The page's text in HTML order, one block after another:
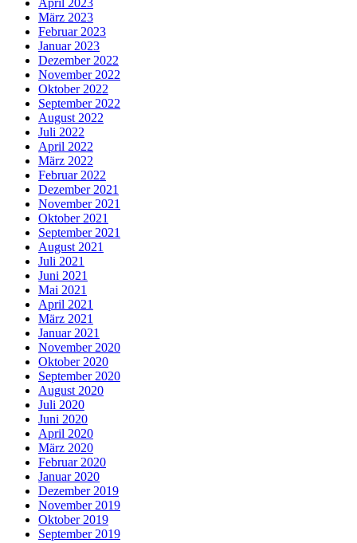
April 2023
März 2023
Februar 2023
Januar 2023
Dezember 2022
November 2022
Oktober 2022
September 2022
August 2022
Juli 2022
April 2022
März 2022
Februar 2022
Dezember 2021
November 2021
Oktober 2021
September 2021
August 2021
Juli 2021
Juni 2021
Mai 2021
April 2021
März 2021
Januar 2021
November 2020
Oktober 2020
September 2020
August 2020
Juli 2020
Juni 2020
April 2020
März 2020
Februar 2020
Januar 2020
Dezember 2019
November 2019
Oktober 2019
September 2019